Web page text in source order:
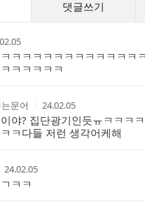
댓글쓰기
ㅋㅋㅋㅋㅋㅋㅋㅋㅋㅋㅋㅋ
ㅋㅋㅋㅋㅋ
문어
작
성
시
간
24.02.05
야? 집단광기인듯ㅠㅋㅋㅋ
ㅋ다들 저런 생각어케해
작
성
시
간
24.02.05
ㅋㅋ